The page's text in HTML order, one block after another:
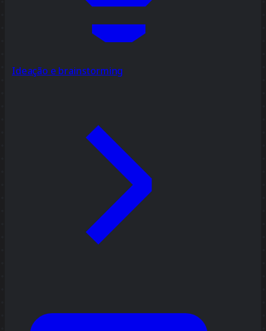
Ideação e brainstorming